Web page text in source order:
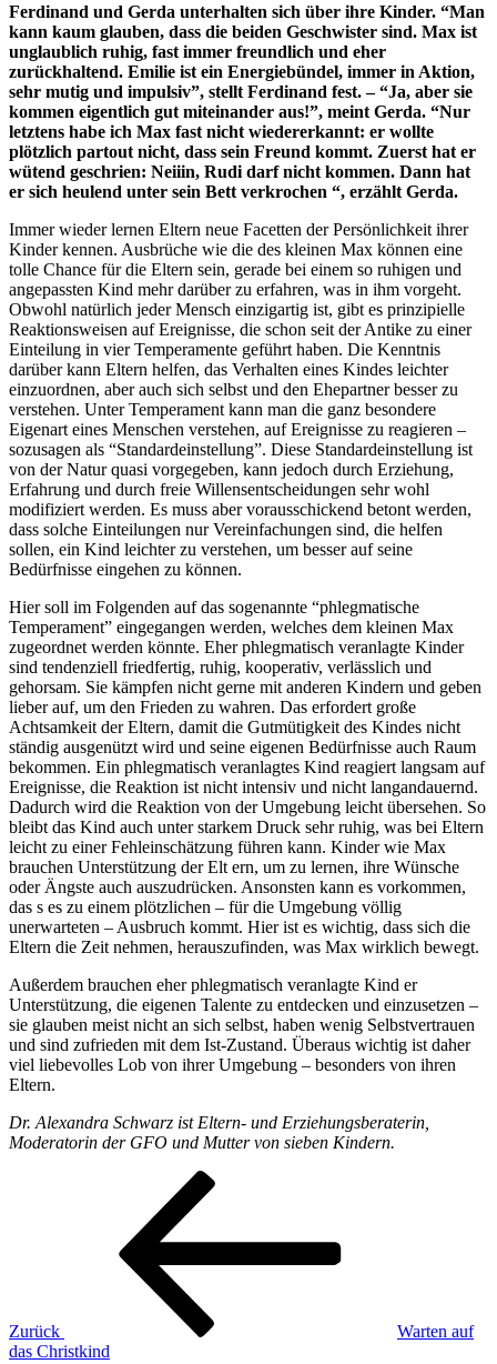
Ferdinand und Gerda unterhalten sich über ihre Kinder. “Man
kann kaum glauben, dass die beiden Geschwister sind. Max ist
unglaublich ruhig, fast immer freundlich und eher
zurückhaltend. Emilie ist ein Energiebündel, immer in Aktion,
sehr mutig und impulsiv”, stellt Ferdinand fest. – “Ja, aber sie
kommen eigentlich gut miteinander aus!”, meint Gerda. “Nur
letztens habe ich Max fast nicht wiedererkannt: er wollte
plötzlich partout nicht, dass sein Freund kommt. Zuerst hat er
wütend geschrien: Neiiin, Rudi darf nicht kommen. Dann hat
er sich heulend unter sein Bett verkrochen “, erzählt Gerda.
Immer wieder lernen Eltern neue Facetten der Persönlichkeit ihrer
Kinder kennen. Ausbrüche wie die des kleinen Max können eine
tolle Chance für die Eltern sein, gerade bei einem so ruhigen und
angepassten Kind mehr darüber zu erfahren, was in ihm vorgeht.
Obwohl natürlich jeder Mensch einzigartig ist, gibt es prinzipielle
Reaktionsweisen auf Ereignisse, die schon seit der Antike zu einer
Einteilung in vier Temperamente geführt haben. Die Kenntnis
darüber kann Eltern helfen, das Verhalten eines Kindes leichter
einzuordnen, aber auch sich selbst und den Ehepartner besser zu
verstehen. Unter Temperament kann man die ganz besondere
Eigenart eines Menschen verstehen, auf Ereignisse zu reagieren –
sozusagen als “Standardeinstellung”. Diese Standardeinstellung ist
von der Natur quasi vorgegeben, kann jedoch durch Erziehung,
Erfahrung und durch freie Willensentscheidungen sehr wohl
modifiziert werden. Es muss aber vorausschickend betont werden,
dass solche Einteilungen nur Vereinfachungen sind, die helfen
sollen, ein Kind leichter zu verstehen, um besser auf seine
Bedürfnisse eingehen zu können.
Hier soll im Folgenden auf das sogenannte “phlegmatische
Temperament” eingegangen werden, welches dem kleinen Max
zugeordnet werden könnte. Eher phlegmatisch veranlagte Kinder
sind tendenziell friedfertig, ruhig, kooperativ, verlässlich und
gehorsam. Sie kämpfen nicht gerne mit anderen Kindern und geben
lieber auf, um den Frieden zu wahren. Das erfordert große
Achtsamkeit der Eltern, damit die Gutmütigkeit des Kindes nicht
ständig ausgenützt wird und seine eigenen Bedürfnisse auch Raum
bekommen. Ein phlegmatisch veranlagtes Kind reagiert langsam auf
Ereignisse, die Reaktion ist nicht intensiv und nicht langandauernd.
Dadurch wird die Reaktion von der Umgebung leicht übersehen. So
bleibt das Kind auch unter starkem Druck sehr ruhig, was bei Eltern
leicht zu einer Fehleinschätzung führen kann. Kinder wie Max
brauchen Unterstützung der Elt ern, um zu lernen, ihre Wünsche
oder Ängste auch auszudrücken. Ansonsten kann es vorkommen,
das s es zu einem plötzlichen – für die Umgebung völlig
unerwarteten – Ausbruch kommt. Hier ist es wichtig, dass sich die
Eltern die Zeit nehmen, herauszufinden, was Max wirklich bewegt.
Außerdem brauchen eher phlegmatisch veranlagte Kind er
Unterstützung, die eigenen Talente zu entdecken und einzusetzen –
sie glauben meist nicht an sich selbst, haben wenig Selbstvertrauen
und sind zufrieden mit dem Ist-Zustand. Überaus wichtig ist daher
viel liebevolles Lob von ihrer Umgebung – besonders von ihren
Eltern.
Dr. Alexandra Schwarz ist Eltern- und Erziehungsberaterin,
Moderatorin der GFO und Mutter von sieben Kindern.
Beitragsnavigation
Zurück
Warten auf
das Christkind